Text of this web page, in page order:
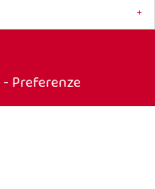
- Preferenze